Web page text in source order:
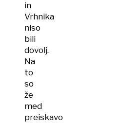
in
Vrhnika
niso
bili
dovolj.
Na
to
so
že
med
preiskavo